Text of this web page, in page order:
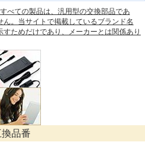
べての製品は、汎用型の交換部品であ
。当サイトで掲載しているブランド名
ためだけであり、メーカーとは関係あり
品番